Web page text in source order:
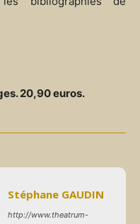
20,90 euros.
Stéphane GAUDIN
http://www.theatrum-